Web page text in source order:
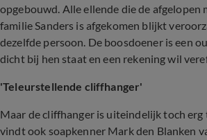
opgebouwd. Alle ellende die de afgelopen
familie Sanders is afgekomen blijkt
dezelfde persoon. De boosdoener is een
dicht bij hen staat en een rekening wil
'Teleurstellende cliffhanger'
Maar de cliffhanger is uiteindelijk toch erg
vindt ook soapkenner Mark den Blanken